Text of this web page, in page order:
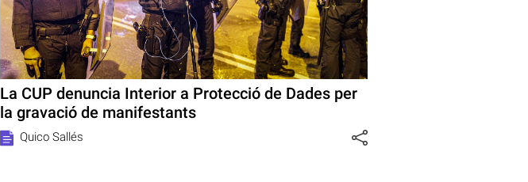
La CUP denuncia Interior a Protecció de Dades per
la gravació de manifestants
Quico Sallés